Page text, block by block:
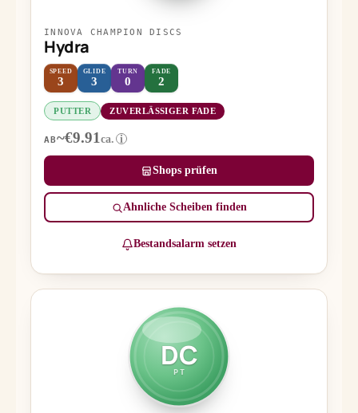
INNOVA CHAMPION DISCS
Hydra
SPEED
3
GLIDE
3
TURN
0
FADE
2
PUTTER ZUVERLÄSSIGER FADE
AB~€9.91ca. i
Shops prüfen
Ähnliche Scheiben finden
Bestandsalarm setzen
DC
PT